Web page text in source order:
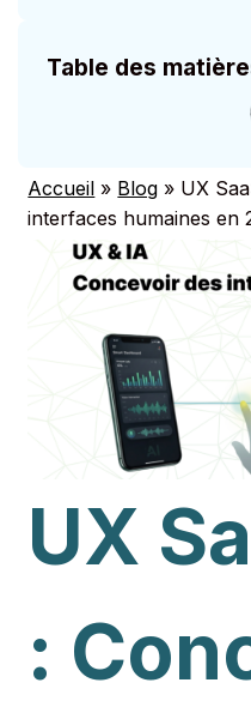
Table des
Accueil » Blog » UX
interfaces humaines en
UX
: